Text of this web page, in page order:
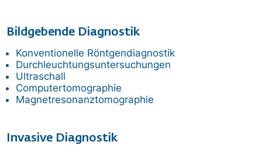
Bildgebende Diagnostik
Konventionelle Röntgendiagnostik
Durchleuchtungsuntersuchungen
Ultraschall
Computertomographie
Magnetresonanztomographie
Invasive Diagnostik